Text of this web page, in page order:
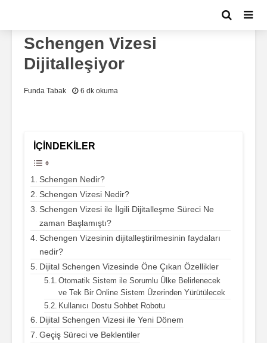
Schengen Vizesi
Dijitalleşiyor
Funda Tabak 6 dk okuma
İÇINDEKILER
Schengen Nedir?
Schengen Vizesi Nedir?
Schengen Vizesi ile İlgili Dijitalleşme Süreci Ne
zaman Başlamıştı?
Schengen Vizesinin dijitalleştirilmesinin faydaları
nedir?
Dijital Schengen Vizesinde Öne Çıkan Özellikler
Otomatik Sistem ile Sorumlu Ülke Belirlenecek
ve Tek Bir Online Sistem Üzerinden Yürütülecek
Kullanıcı Dostu Sohbet Robotu
Dijital Schengen Vizesi ile Yeni Dönem
Geçiş Süreci ve Beklentiler